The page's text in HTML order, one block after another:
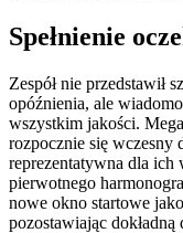
Spełnienie
Zespół nie przedstawił
opóźnienia, ale
wszystkim jakości.
rozpocznie się wczesny
reprezentatywna dla ich
pierwotnego
nowe okno startowe
pozostawiając